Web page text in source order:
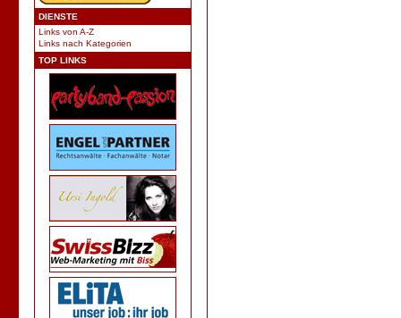
DIENSTE
Links von A-Z
Links nach Kategorien
TOP LINKS